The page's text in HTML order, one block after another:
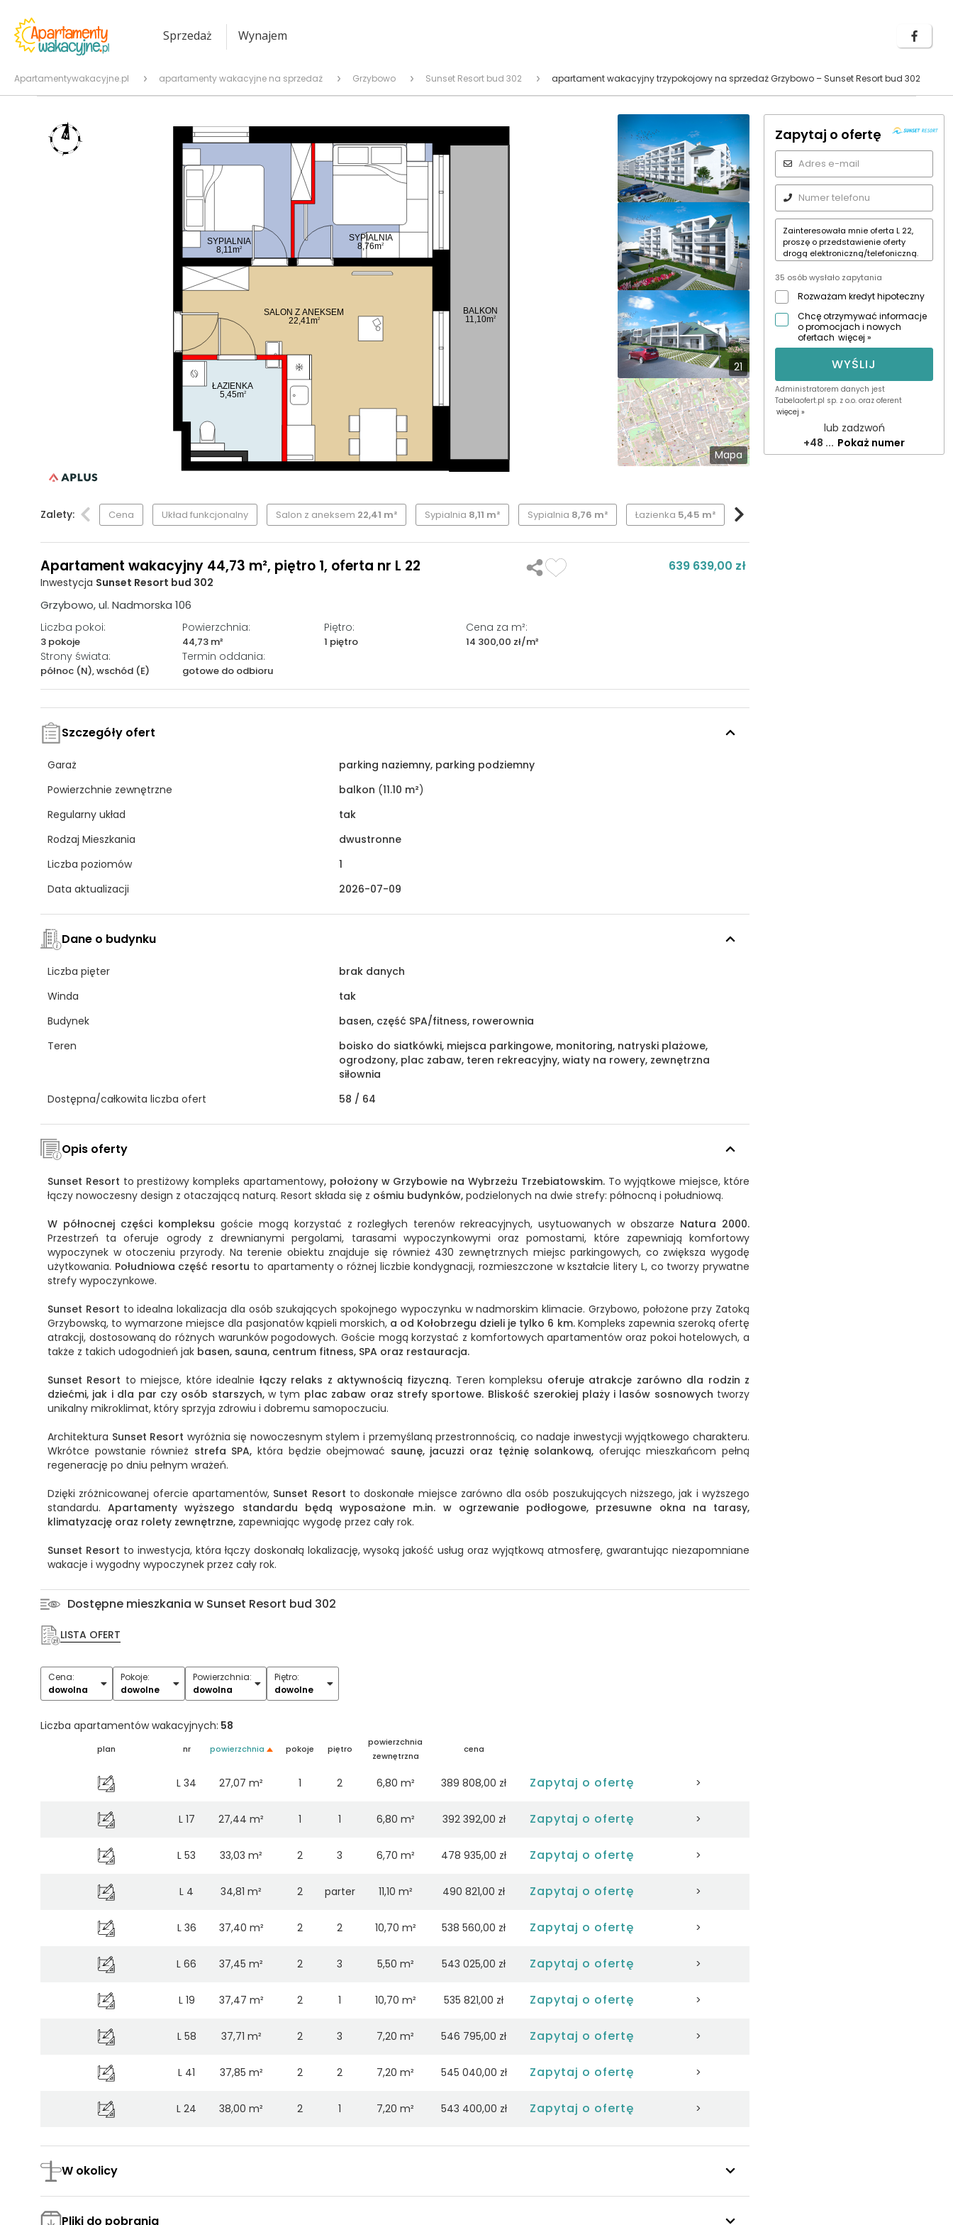
Sprzedaż Wynajem
Apartamentywakacyjne.pl apartamenty wakacyjne na sprzedaż Grzybowo Sunset Resort bud 302 apartament wakacyjny trzypokojowy na sprzedaż Grzybowo – Sunset Resort bud 302
SALON Z ANEKSEM
22,41m2
SYPIALNIA
8,76m2
SYPIALNIA
8,11m2
ŁAZIENKA
5,45m2
BALKON
11,10m2
21
Mapa
Zalety: Cena Układ funkcjonalny Salon z aneksem 22,41 m² Sypialnia 8,11 m² Sypialnia 8,76 m² Łazienka 5,45 m² Balkon
Apartament wakacyjny 44,73 m², piętro 1, oferta nr L 22
Inwestycja Sunset Resort bud 302
639 639,00 zł
Grzybowo, ul. Nadmorska 106
Liczba pokoi:
3 pokoje
Powierzchnia:
44,73 m²
Piętro:
1 piętro
Cena za m²:
14 300,00 zł/m²
Strony świata:
północ (N), wschód (E)
Termin oddania:
gotowe do odbioru
Szczegóły ofert
Garaż
parking naziemny, parking podziemny
Powierzchnie zewnętrzne
balkon (11.10 m²)
Regularny układ
tak
Rodzaj Mieszkania
dwustronne
Liczba poziomów
1
Data aktualizacji
2026-07-09
Dane o budynku
Liczba pięter
brak danych
Winda
tak
Budynek
basen, część SPA/fitness, rowerownia
Teren
boisko do siatkówki, miejsca parkingowe, monitoring, natryski plażowe,
ogrodzony, plac zabaw, teren rekreacyjny, wiaty na rowery, zewnętrzna
siłownia
Dostępna/całkowita liczba ofert
58 / 64
Opis oferty
Sunset Resort to prestiżowy kompleks apartamentowy, położony w Grzybowie na Wybrzeżu Trzebiatowskim.To wyjątkowe miejsce, które
łączy nowoczesny design z otaczającą naturą. Resort składa się z ośmiu budynków, podzielonych na dwie strefy: północną i południową.
W północnej części kompleksu goście mogą korzystać z rozległych terenów rekreacyjnych, usytuowanych w obszarze Natura 2000.
Przestrzeń ta oferuje ogrody z drewnianymi pergolami, tarasami wypoczynkowymi oraz pomostami, które zapewniają komfortowy
wypoczynek w otoczeniu przyrody. Na terenie obiektu znajduje się również 430 zewnętrznych miejsc parkingowych, co zwiększa wygodę
użytkowania. Południowa część resortu to apartamenty o różnej liczbie kondygnacji, rozmieszczone w kształcie litery L, co tworzy prywatne
strefy wypoczynkowe.
Sunset Resort to idealna lokalizacja dla osób szukających spokojnego wypoczynku w nadmorskim klimacie. Grzybowo, położone przy Zatoką
Grzybowską, to wymarzone miejsce dla pasjonatów kąpieli morskich, a od Kołobrzegu dzieli je tylko 6 km.Kompleks zapewnia szeroką ofertę
atrakcji, dostosowaną do różnych warunków pogodowych. Goście mogą korzystać z komfortowych apartamentów oraz pokoi hotelowych, a
także z takich udogodnień jak basen, sauna, centrum fitness, SPA oraz restauracja.
Sunset Resort to miejsce, które idealnie łączy relaks z aktywnością fizyczną. Teren kompleksu oferuje atrakcje zarówno dla rodzin z
dziećmi, jak i dla par czy osób starszych,w tym plac zabaw oraz strefy sportowe. Bliskość szerokiej plaży i lasów sosnowych tworzy
unikalny mikroklimat, który sprzyja zdrowiu i dobremu samopoczuciu.
Architektura Sunset Resort wyróżnia się nowoczesnym stylem i przemyślaną przestronnością, co nadaje inwestycji wyjątkowego charakteru.
Wkrótce powstanie również strefa SPA, która będzie obejmować saunę, jacuzzi oraz tężnię solankową, oferując mieszkańcom pełną
regenerację po dniu pełnym wrażeń.
Dzięki zróżnicowanej ofercie apartamentów, Sunset Resort to doskonałe miejsce zarówno dla osób poszukujących niższego, jak i wyższego
standardu.Apartamenty wyższego standardu będą wyposażone m.in. w ogrzewanie podłogowe, przesuwne okna na tarasy,
klimatyzację oraz rolety zewnętrzne, zapewniając wygodę przez cały rok.
Sunset Resort to inwestycja, która łączy doskonałą lokalizację, wysoką jakość usług oraz wyjątkową atmosferę, gwarantując niezapomniane
wakacje i wygodny wypoczynek przez cały rok.
Dostępne mieszkania w Sunset Resort bud 302
LISTA OFERT
Cena:
dowolna
Pokoje:
dowolne
1 2 4 5+
Powierzchnia:
dowolna
Piętro:
dowolne
Liczba apartamentów wakacyjnych: 58
plan nr powierzchnia pokoje piętro
powierzchnia
zewnętrzna
cena
L 34 27,07 m² 1 2 6,80 m² 389 808,00 zł Zapytaj o ofertę >
L 17 27,44 m² 1 1 6,80 m² 392 392,00 zł Zapytaj o ofertę >
L 53 33,03 m² 2 3 6,70 m² 478 935,00 zł Zapytaj o ofertę >
L 4 34,81 m² 2 parter 11,10 m² 490 821,00 zł Zapytaj o ofertę >
L 36 37,40 m² 2 2 10,70 m² 538 560,00 zł Zapytaj o ofertę >
L 66 37,45 m² 2 3 5,50 m² 543 025,00 zł Zapytaj o ofertę >
L 19 37,47 m² 2 1 10,70 m² 535 821,00 zł Zapytaj o ofertę >
L 58 37,71 m² 2 3 7,20 m² 546 795,00 zł Zapytaj o ofertę >
L 41 37,85 m² 2 2 7,20 m² 545 040,00 zł Zapytaj o ofertę >
L 24 38,00 m² 2 1 7,20 m² 543 400,00 zł Zapytaj o ofertę >
L 59 38,00 m² 2 3 7,20 m² 551 000,00 zł Zapytaj o ofertę >
W okolicy
Pliki do pobrania
Zapytaj o ofertę
35 osób wysłało zapytania
Rozważam kredyt hipoteczny
Chcę otrzymywać informacje
o promocjach i nowych
ofertach więcej »
WYŚLIJ
Administratorem danych jest
Tabelaofert.pl sp. z o.o. oraz oferent
więcej »
lub zadzwoń
+48 ... Pokaż numer